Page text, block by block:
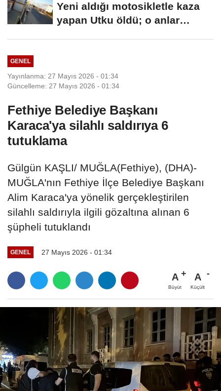
Yeni aldığı motosikletle kaza
yapan Utku öldü; o anlar
GENEL
Yayınlanma: 27 Mayıs 2026 - 01:34
Güncelleme: 27 Mayıs 2026 - 01:34
Fethiye Belediye Başkanı
Karaca'ya silahlı saldırıya 6
tutuklama
Gülgün KAŞLI/ MUĞLA(Fethiye), (DHA)-
MUĞLA'nın Fethiye İlçe Belediye Başkanı
Alim Karaca'ya yönelik gerçekleştirilen
silahlı saldırıyla ilgili gözaltına alınan 6
şüpheli tutuklandı
GENEL 27 Mayıs 2026 - 01:34
A
Büyüt
A
Küçült